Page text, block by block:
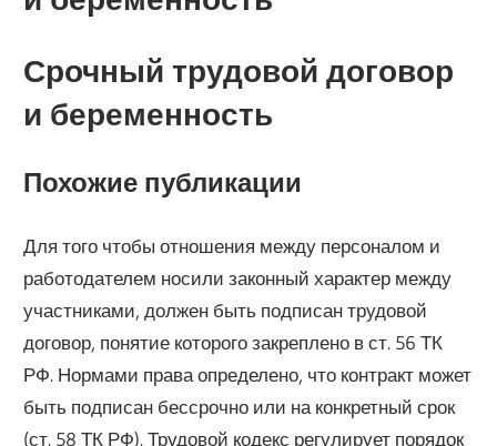
Срочный трудовой договор
и беременность
Похожие публикации
Для того чтобы отношения между персоналом и
работодателем носили законный характер между
участниками, должен быть подписан трудовой
договор, понятие которого закреплено в ст. 56 ТК
РФ. Нормами права определено, что контракт может
быть подписан бессрочно или на конкретный срок
(ст. 58 ТК РФ). Трудовой кодекс регулирует порядок